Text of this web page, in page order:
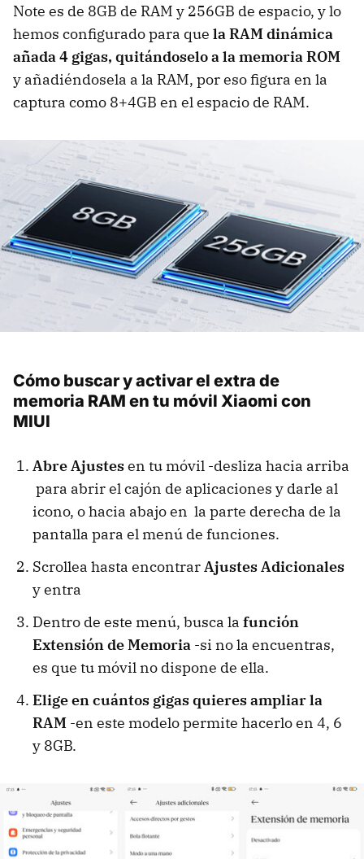
Note es de 8GB de RAM y 256GB de espacio, y lo
hemos configurado para que la RAM dinámica
añada 4 gigas, quitándoselo a la memoria ROM
y añadiéndosela a la RAM, por eso figura en la
captura como 8+4GB en el espacio de RAM.
Cómo buscar y activar el extra de
memoria RAM en tu móvil Xiaomi con
MIUI
Abre Ajustesen tu móvil -desliza hacia arriba
para abrir el cajón de aplicaciones y darle al
icono, o hacia abajo en la parte derecha de la
pantalla para el menú de funciones.
Scrollea hasta encontrarAjustes Adicionales
y entra
Dentro de este menú, busca la función
Extensión de Memoria -si no la encuentras,
es que tu móvil no dispone de ella.
Elige en cuántos gigas quieres ampliar la
RAM -en este modelo permite hacerlo en 4, 6
y 8GB.